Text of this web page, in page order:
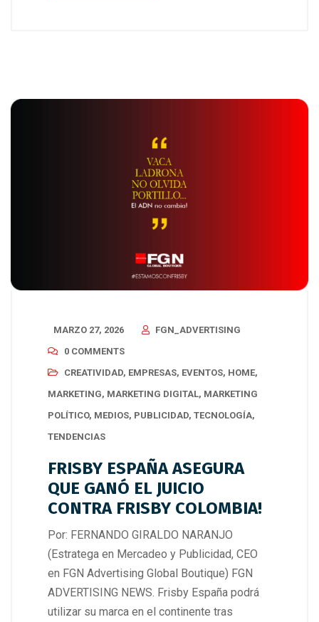
MARZO 27, 2026
FGN_ADVERTISING
0 COMMENTS
CREATIVIDAD, EMPRESAS, EVENTOS, HOME,
MARKETING, MARKETING DIGITAL, MARKETING
POLÍTICO, MEDIOS, PUBLICIDAD, TECNOLOGÍA,
TENDENCIAS
FRISBY ESPAÑA ASEGURA
QUE GANÓ EL JUICIO
CONTRA FRISBY COLOMBIA!
Por: FERNANDO GIRALDO NARANJO
(Estratega en Mercadeo y Publicidad, CEO
en FGN Advertising Global Boutique) FGN
ADVERTISING NEWS. Frisby España podrá
utilizar su marca en el continente tras